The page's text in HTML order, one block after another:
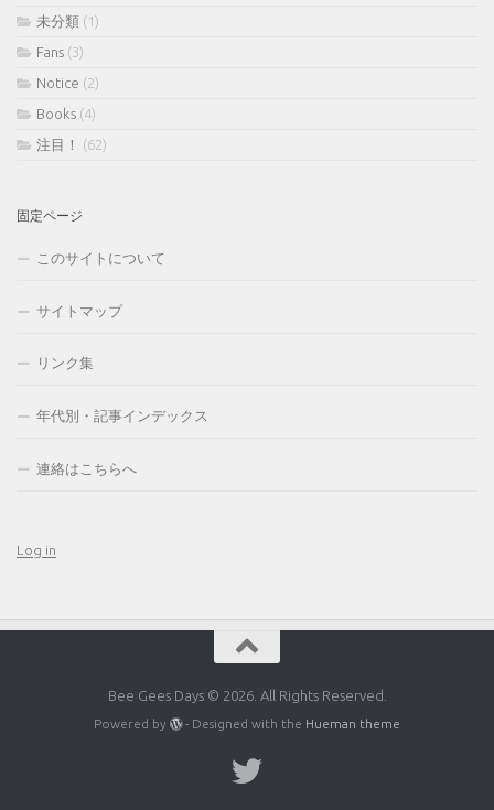
未分類 (1)
Fans (3)
Notice (2)
Books (4)
注目！
(62)
固定ページ
このサイトについて
サイトマップ
リンク集
年代別・記事インデックス
連絡はこちらへ
Log in
Bee Gees Days © 2026. All Rights Reserved.
Powered by - Designed with the Hueman theme